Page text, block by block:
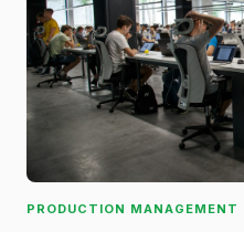
PRODUCTION MANAGEMENT